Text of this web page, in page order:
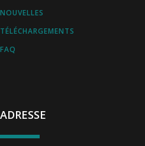
ADRESSE
NOUVELLES
TÉLÉCHARGEMENTS
FAQ